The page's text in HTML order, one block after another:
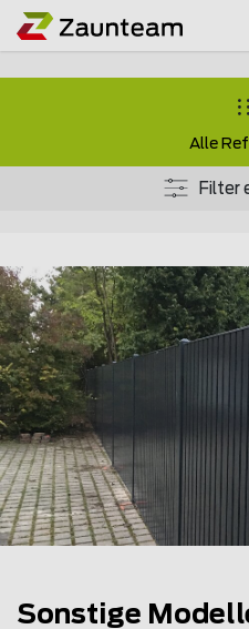
Alle
Filter
Sonstige